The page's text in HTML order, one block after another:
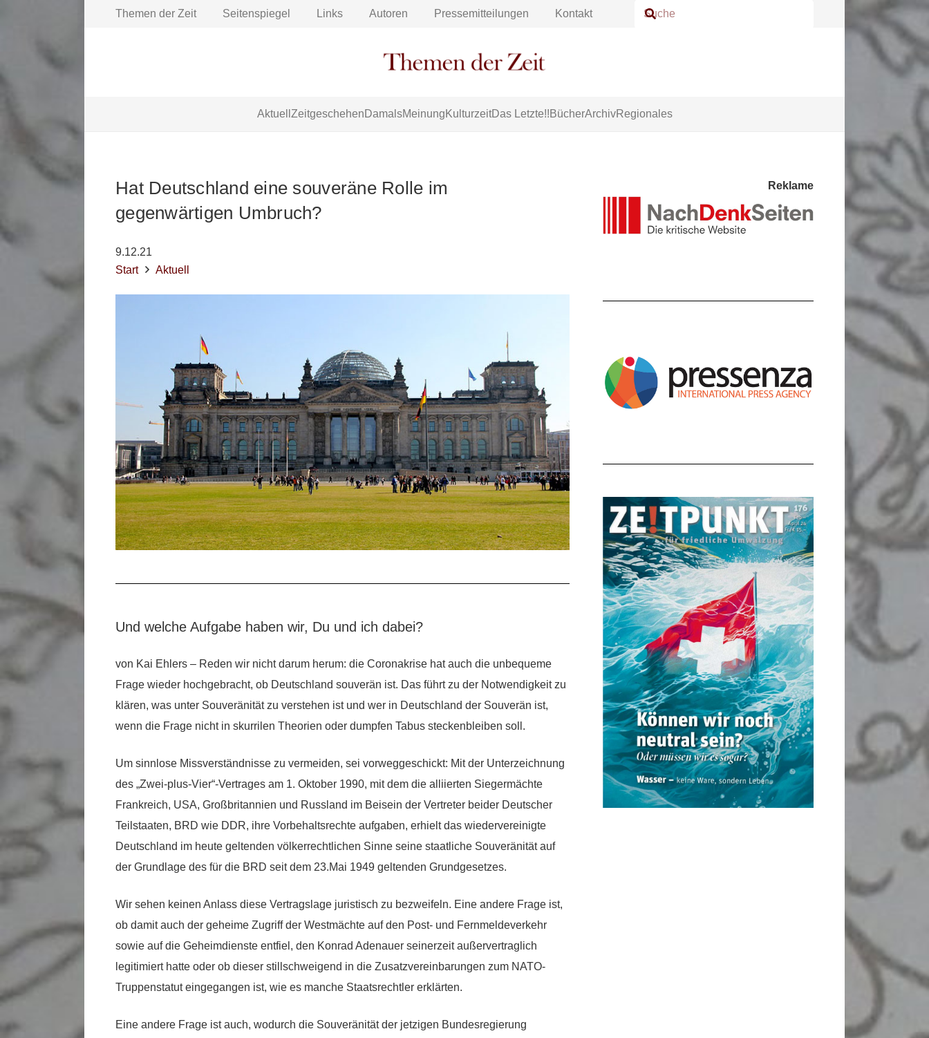
Themen der Zeit Seitenspiegel Links Autoren Pressemitteilungen Kontakt
Aktuell Zeitgeschehen DamalsMeinung KulturzeitDas Letzte!! BücherArchivRegionales
Hat Deutschland eine souveräne Rolle im
gegenwärtigen Umbruch?
9.12.21
Start
Aktuell
Und welche Aufgabe haben wir, Du und ich dabei?
von Kai Ehlers – Reden wir nicht darum herum: die Coronakrise hat auch die unbequeme
Frage wieder hochgebracht, ob Deutschland souverän ist. Das führt zu der Notwendigkeit zu
klären, was unter Souveränität zu verstehen ist und wer in Deutschland der Souverän ist,
wenn die Frage nicht in skurrilen Theorien oder dumpfen Tabus steckenbleiben soll.
Um sinnlose Missverständnisse zu vermeiden, sei vorweggeschickt: Mit der Unterzeichnung
des „Zwei-plus-Vier“-Vertrages am 1. Oktober 1990, mit dem die alliierten Siegermächte
Frankreich, USA, Großbritannien und Russland im Beisein der Vertreter beider Deutscher
Teilstaaten, BRD wie DDR, ihre Vorbehaltsrechte aufgaben, erhielt das wiedervereinigte
Deutschland im heute geltenden völkerrechtlichen Sinne seine staatliche Souveränität auf
der Grundlage des für die BRD seit dem 23.Mai 1949 geltenden Grundgesetzes.
Wir sehen keinen Anlass diese Vertragslage juristisch zu bezweifeln. Eine andere Frage ist,
ob damit auch der geheime Zugriff der Westmächte auf den Post- und Fernmeldeverkehr
sowie auf die Geheimdienste entfiel, den Konrad Adenauer seinerzeit außervertraglich
legitimiert hatte oder ob dieser stillschweigend in die Zusatzvereinbarungen zum NATO-
Truppenstatut eingegangen ist, wie es manche Staatsrechtler erklärten.
Eine andere Frage ist auch, wodurch die Souveränität der jetzigen Bundesregierung
Reklame